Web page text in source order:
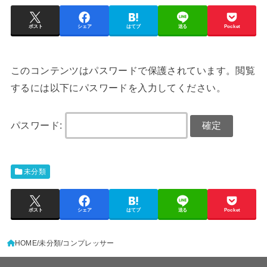
ポスト シェア はてブ 送る Pocket
このコンテンツはパスワードで保護されています。閲覧
するには以下にパスワードを入力してください。
パスワード:
未分類
ポスト シェア はてブ 送る Pocket
HOME 未分類 コンプレッサー